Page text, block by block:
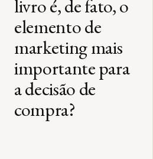
livro é, de fato, o
elemento de
marketing mais
importante para
a decisão de
compra?